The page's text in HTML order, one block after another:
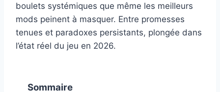
boulets systémiques que même les meilleurs
mods peinent à masquer. Entre promesses
tenues et paradoxes persistants, plongée dans
l’état réel du jeu en 2026.
Sommaire